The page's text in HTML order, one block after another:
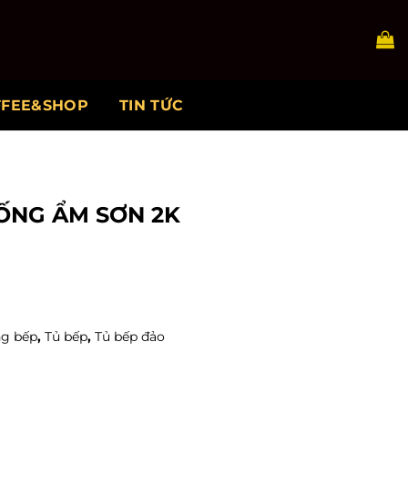
TIN TỨC
ẨM SƠN 2K
bếp, Tủ bếp, Tủ bếp đảo